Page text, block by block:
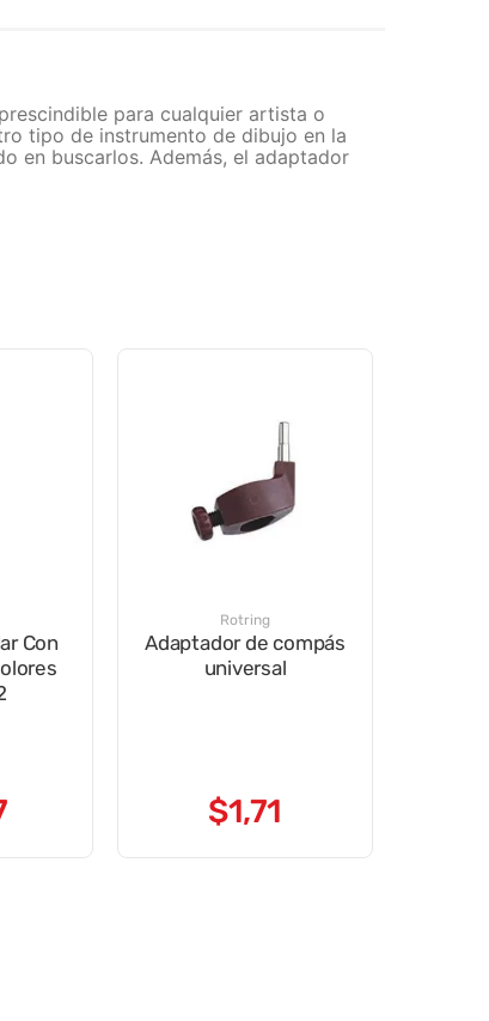
para cualquier artista o
tipo de instrumento de dibujo en la
en buscarlos. Además, el adaptador
Con
Rotring
Adaptador de compás
universal
$1,71